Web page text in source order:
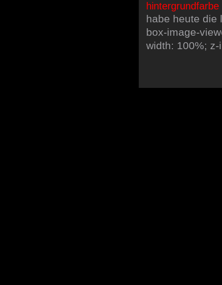
habe heute die
box-image-
width: 100%;